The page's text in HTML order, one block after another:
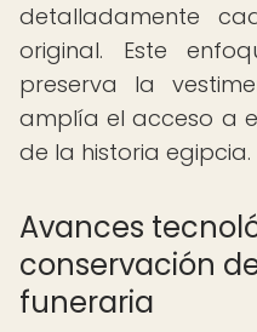
detalladamente
original. Este
preserva la
amplía el acceso a
de la historia egipcia.
Avances
conservación
funeraria